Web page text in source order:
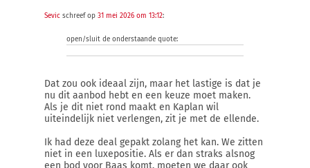
Sevic schreef op 31 mei 2026 om 13:12:
open/sluit de onderstaande quote:
Dat zou ook ideaal zijn, maar het lastige is dat je
nu dit aanbod hebt en een keuze moet maken.
Als je dit niet rond maakt en Kaplan wil
uiteindelijk niet verlengen, zit je met de ellende.
Ik had deze deal gepakt zolang het kan. We zitten
niet in een luxepositie. Als er dan straks alsnog
een bod voor Baas komt, moeten we daar ook